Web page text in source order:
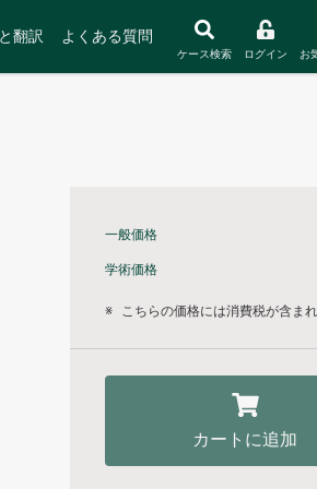
翻訳 よくある質問
ケース検索 ログイン お
一般価格
学術価格
※ こちらの価格には消費税が含まれ
カートに追加